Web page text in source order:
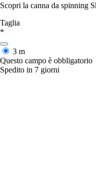
Scopri la canna da spinning
Taglia
*
3 m
Questo campo è obbligatorio
Spedito in 7 giorni